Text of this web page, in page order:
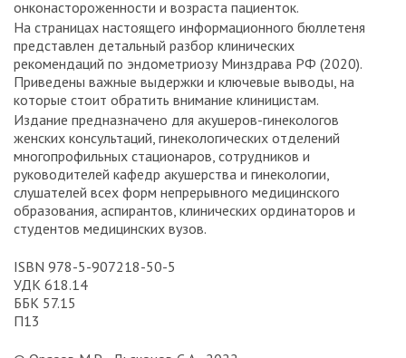
онконастороженности и возраста пациенток.
На страницах настоящего информационного бюллетеня
представлен детальный разбор клинических
рекомендаций по эндометриозу Минздрава РФ (2020).
Приведены важные выдержки и ключевые выводы, на
которые стоит обратить внимание клиницистам.
Издание предназначено для акушеров-гинекологов
женских консультаций, гинекологических отделений
многопрофильных стационаров, сотрудников и
руководителей кафедр акушерства и гинекологии,
слушателей всех форм непрерывного медицинского
образования, аспирантов, клинических ординаторов и
студентов медицинских вузов.
ISBN 978-5-907218-50-5
УДК 618.14
ББК 57.15
П13